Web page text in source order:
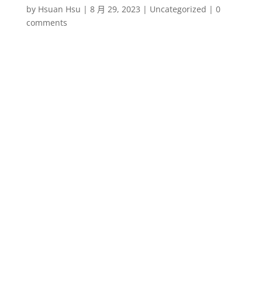
by Hsuan Hsu | 8 月 29, 2023 | Uncategorized | 0
comments